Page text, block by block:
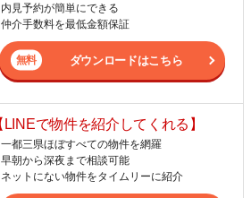
内見予約が簡単にできる
仲介手数料を最低金額保証
ダウンロードはこちら
LINEで物件を紹介してくれる】
一都三県ほぼすべての物件を網羅
早朝から深夜まで相談可能
ネットにない物件をタイムリーに紹介